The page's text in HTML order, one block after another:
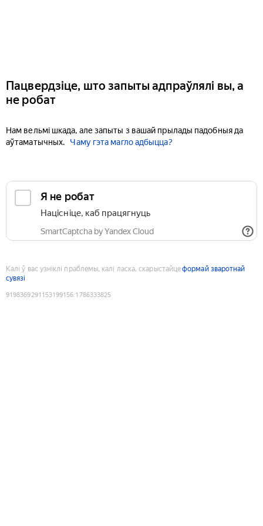
Пацвердзіце, што запыты адпраўлялі вы, а
не робат
Нам вельмі шкада, але запыты з вашай прылады падобныя да
аўтаматычных.
Чаму гэта магло адбыцца?
Я не робат
Націсніце, каб працягнуць
SmartCaptcha by Yandex Cloud
Калі ў вас узніклі праблемы, калі ласка, скарыстайцеформай зваротнай
сувязі
9198369291153199156:1786333825